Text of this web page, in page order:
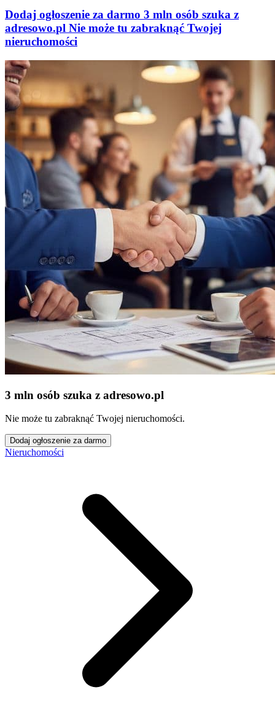
Dodaj ogłoszenie za darmo 3 mln osób szuka z
adresowo.pl Nie może tu zabraknąć Twojej
nieruchomości
3 mln osób szuka z adresowo.pl
Nie może tu zabraknąć Twojej nieruchomości.
Dodaj ogłoszenie za darmo
Nieruchomości